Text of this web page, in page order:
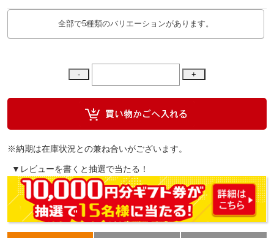
全部で5種類のバリエーションがあります。
※納期は在庫状況との兼ね合いがございます。
▼レビューを書くと抽選で当たる！